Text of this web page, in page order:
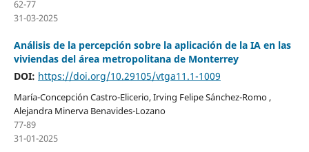
62-77
31-03-2025
Análisis de la percepción sobre la aplicación de la IA en las
viviendas del área metropolitana de Monterrey
DOI: https://doi.org/10.29105/vtga11.1-1009
María-Concepción Castro-Elicerio, Irving Felipe Sánchez-Romo ,
Alejandra Minerva Benavides-Lozano
77-89
31-01-2025